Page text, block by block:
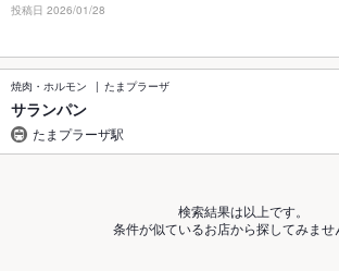
投稿日 2026/01/28
焼肉・ホルモン たまプラーザ
サランパン
たまプラーザ駅
検索結果は以上です。
条件が似ているお店から探してみませ